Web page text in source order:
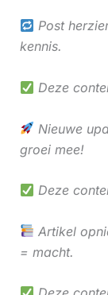
Post
kennis.
Deze
Nieuwe
groei mee!
Deze
Artikel
= macht.